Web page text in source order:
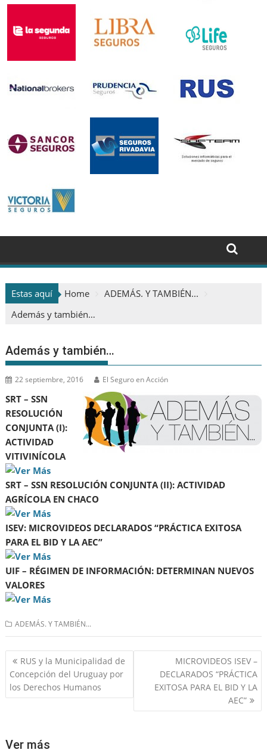
Estas aquí Home
ADEMÁS. Y TAMBIÉN...
Además y también…
Además y también…
22 septiembre, 2016 El Seguro en Acción
SRT – SSN
RESOLUCIÓN
CONJUNTA (I):
ACTIVIDAD
VITIVINÍCOLA
SRT – SSN RESOLUCIÓN CONJUNTA (II): ACTIVIDAD
AGRÍCOLA EN CHACO
ISEV: MICROVIDEOS DECLARADOS “PRÁCTICA EXITOSA
PARA EL BID Y LA AEC”
UIF – RÉGIMEN DE INFORMACIÓN: DETERMINAN NUEVOS
VALORES
ADEMÁS. Y TAMBIÉN...
Navegación
de
entradas
RUS y la Municipalidad de
Concepción del Uruguay por
los Derechos Humanos
MICROVIDEOS ISEV –
DECLARADOS “PRÁCTICA
EXITOSA PARA EL BID Y LA
AEC”
Ver más